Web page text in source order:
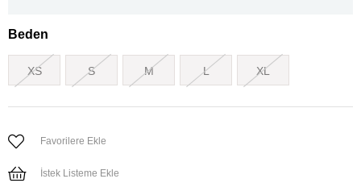
Beden
XS S M L XL
Favorilere Ekle
İstek Listeme Ekle